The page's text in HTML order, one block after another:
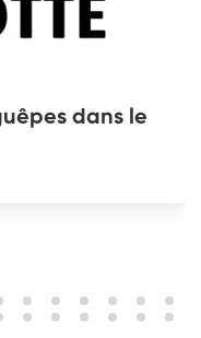
dans le